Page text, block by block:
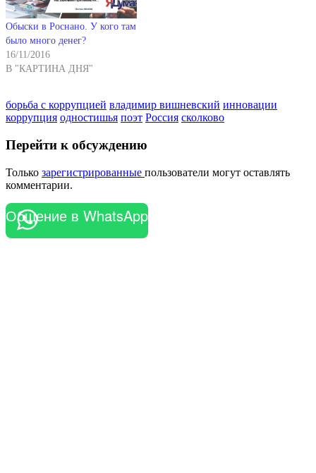
Обыски в Роснано. У кого там
было много денег?
16/11/2016
В "КАРТИНА ДНЯ"
борьба с коррупцией владимир вишневский инновации
коррупция одностишья поэт Россия сколково
Перейти к обсуждению
Только зарегистрированные пользователи могут оставлять
комментарии.
Общение в WhatsApp